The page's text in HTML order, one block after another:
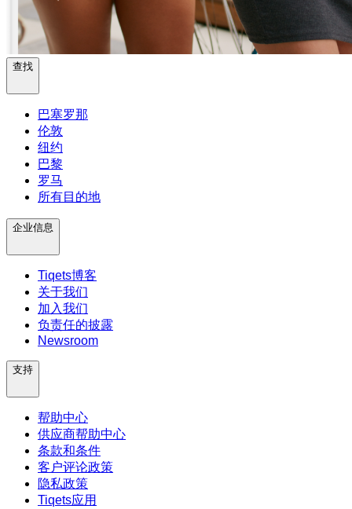
查找
巴塞罗那
伦敦
纽约
巴黎
罗马
所有目的地
企业信息
Tiqets博客
关于我们
加入我们
负责任的披露
Newsroom
支持
帮助中心
供应商帮助中心
条款和条件
客户评论政策
隐私政策
Tiqets应用